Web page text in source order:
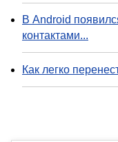
В Android
контактами...
Как легко